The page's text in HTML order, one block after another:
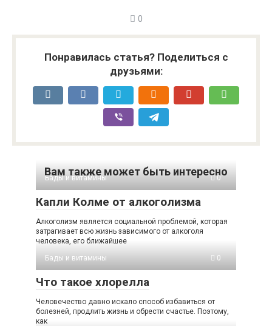
0
Понравилась статья? Поделиться с
друзьями:
Вам также может быть интересно
Бады и витамины 0
Капли Колме от алкоголизма
Алкоголизм является социальной проблемой, которая
затрагивает всю жизнь зависимого от алкоголя
человека, его ближайшее
Бады и витамины
0
Что такое хлорелла
Человечество давно искало способ избавиться от
болезней, продлить жизнь и обрести счастье. Поэтому,
как